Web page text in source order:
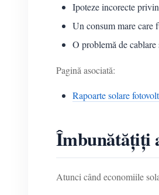
Ipoteze incorecte
Un consum mare care
O problemă de
Pagină asociată:
Rapoarte solare
Îmbunătățiți
Atunci când economiile